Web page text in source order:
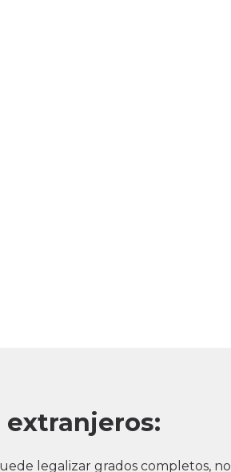
legalizar grados completos, no